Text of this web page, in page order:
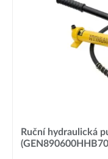
Ruční hydraulická